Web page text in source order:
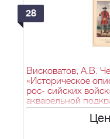
28
Висковатов, А.В.
«Историческое
рос- сийских
акварельной